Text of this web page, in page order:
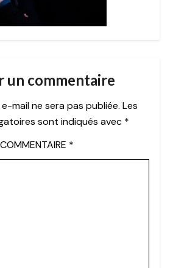
un commentaire
mail ne sera pas publiée. Les
sont indiqués avec *
COMMENTAIRE *